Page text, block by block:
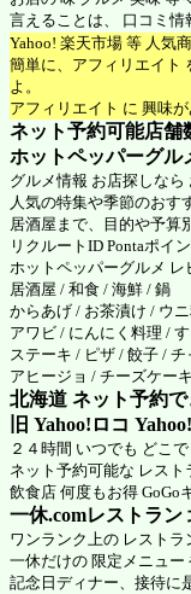
言えることは、 口コミ
Yahoo! 楽天市場 等 人気
簡単に、アフィリエイト
よ。
アフィリエイト に 興味
ネット予約可能店舗
ホットペッパーグル
グルメ情報 お店探しな
人気の特集や季節のおす
居酒屋まで、目的や予算
リクルートID Pontaポイ
ホットペッパーグルメ レ
居酒屋 / 和食 / 海鮮 / 鍋
からあげ / お茶漬け / ウ
アワビ / にんにく料理 /
ステーキ / ピザ / 餃子 /
アヒージョ / チーズケー
北海道 ネット予約
旧 Yahoo!ロコ
２４時間 いつでも どこ
ネット予約可能な レス
飲食店 何度もお得 GoGo
一休.comレストラン
ワンランク上の レスト
一休だけの 限定メニュー
記念日ディナー、接待に